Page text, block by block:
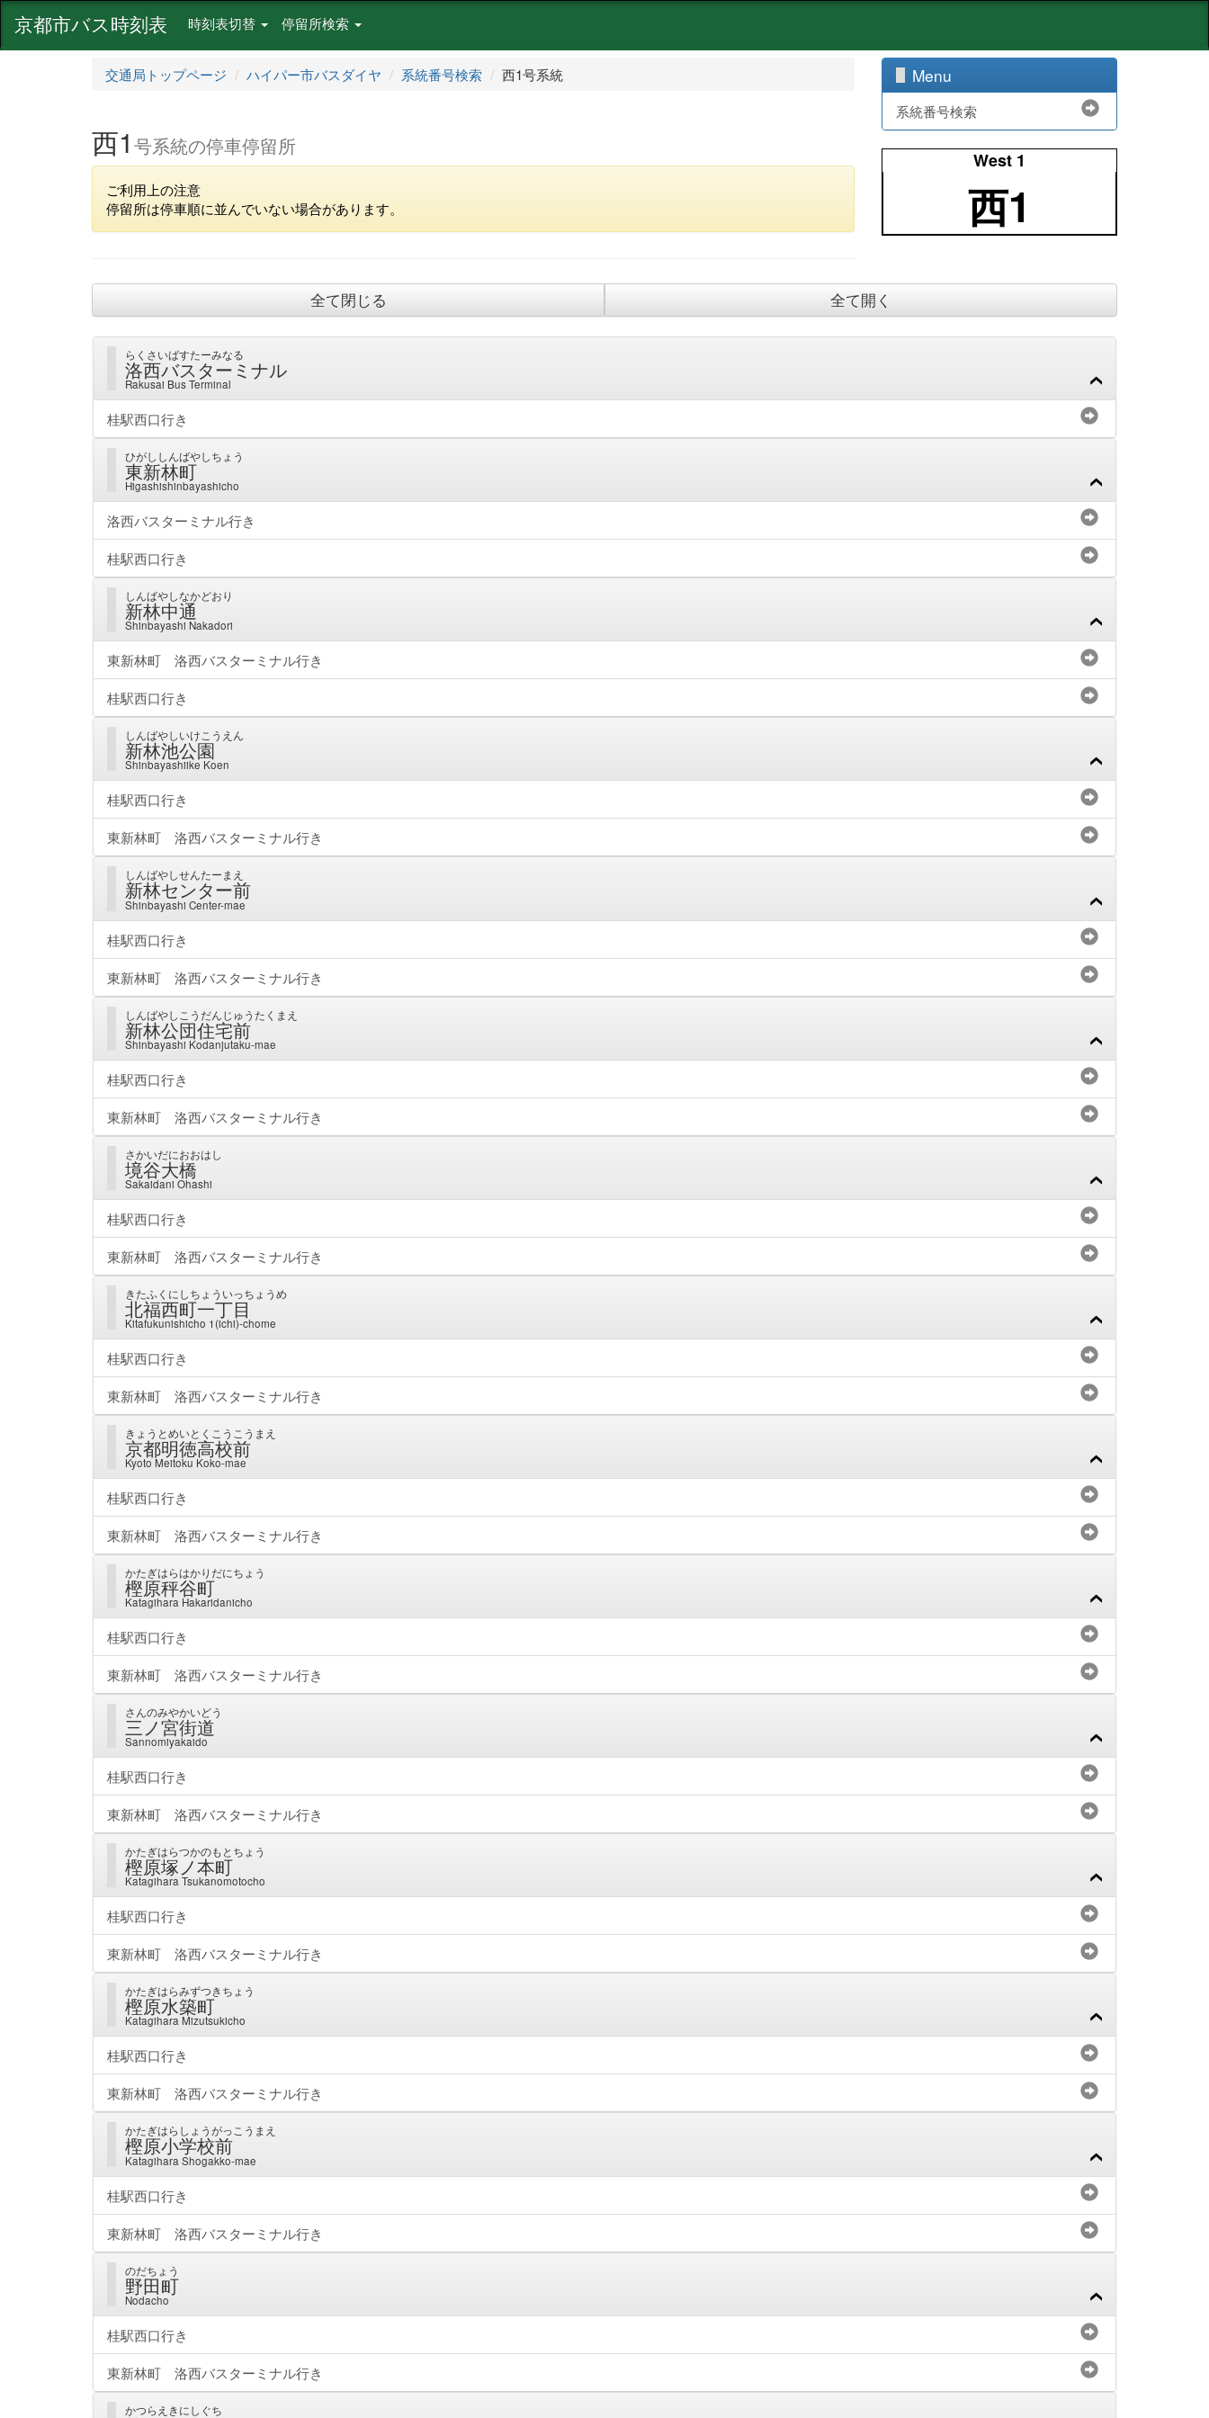
京都市バス時刻表 時刻表切替 停留所検索
交通局トップページ ハイパー市バスダイヤ 系統番号検索 西1号系統
西1 号系統の停車停留所
ご利用上の注意
停留所は停車順に並んでいない場合があります。
Menu
系統番号検索
West 1
西1
全て閉じる 全て開く
らくさいばすたーみなる
洛西バスターミナル
Rakusai Bus Terminal
桂駅西口行き
ひがししんばやしちょう
東新林町
Higashishinbayashicho
洛西バスターミナル行き
桂駅西口行き
しんばやしなかどおり
新林中通
Shinbayashi Nakadori
東新林町 洛西バスターミナル行き
桂駅西口行き
しんばやしいけこうえん
新林池公園
Shinbayashiike Koen
桂駅西口行き
東新林町 洛西バスターミナル行き
しんばやしせんたーまえ
新林センター前
Shinbayashi Center-mae
桂駅西口行き
東新林町 洛西バスターミナル行き
しんばやしこうだんじゅうたくまえ
新林公団住宅前
Shinbayashi Kodanjutaku-mae
桂駅西口行き
東新林町 洛西バスターミナル行き
さかいだにおおはし
境谷大橋
Sakaidani Ohashi
桂駅西口行き
東新林町 洛西バスターミナル行き
きたふくにしちょういっちょうめ
北福西町一丁目
Kitafukunishicho 1(ichi)-chome
桂駅西口行き
東新林町 洛西バスターミナル行き
きょうとめいとくこうこうまえ
京都明徳高校前
Kyoto Meitoku Koko-mae
桂駅西口行き
東新林町 洛西バスターミナル行き
かたぎはらはかりだにちょう
樫原秤谷町
Katagihara Hakaridanicho
桂駅西口行き
東新林町 洛西バスターミナル行き
さんのみやかいどう
三ノ宮街道
Sannomiyakaido
桂駅西口行き
東新林町 洛西バスターミナル行き
かたぎはらつかのもとちょう
樫原塚ノ本町
Katagihara Tsukanomotocho
桂駅西口行き
東新林町 洛西バスターミナル行き
かたぎはらみずつきちょう
樫原水築町
Katagihara Mizutsukicho
桂駅西口行き
東新林町 洛西バスターミナル行き
かたぎはらしょうがっこうまえ
樫原小学校前
Katagihara Shogakko-mae
桂駅西口行き
東新林町 洛西バスターミナル行き
のだちょう
野田町
Nodacho
桂駅西口行き
東新林町 洛西バスターミナル行き
かつらえきにしぐち